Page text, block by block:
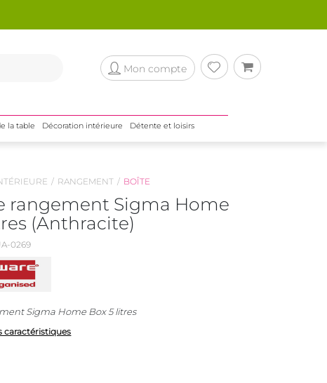
Mon compte
la table Décoration intérieure Détente et loisirs
RANGEMENT BOÎTE
rangement Sigma Home
(Anthracite)
0269
Sigma Home Box 5 litres
caractéristiques